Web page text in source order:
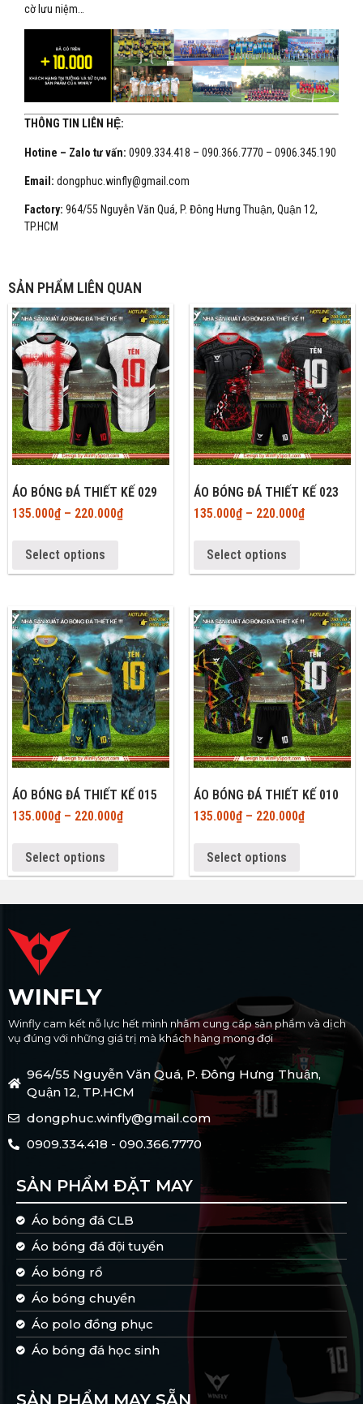
cờ lưu niệm…
THÔNG TIN LIÊN HỆ:
Hotine – Zalo tư vấn: 0909.334.418 – 090.366.7770 – 0906.345.190
Email: dongphuc.winfly@gmail.com
Factory: 964/55 Nguyễn Văn Quá, P. Đông Hưng Thuận, Quận 12,
TP.HCM
SẢN PHẨM LIÊN QUAN
ÁO BÓNG ĐÁ THIẾT KẾ 029
135.000₫– 220.000₫
Select options
ÁO BÓNG ĐÁ THIẾT KẾ 023
135.000₫– 220.000₫
Select options
ÁO BÓNG ĐÁ THIẾT KẾ 015
135.000₫– 220.000₫
Select options
ÁO BÓNG ĐÁ THIẾT KẾ 010
135.000₫– 220.000₫
Select options
WINFLY
Winfly cam kết nỗ lực hết mình nhằm cung cấp sản phẩm và dịch
vụ đúng với những giá trị mà khách hàng mong đợi
964/55 Nguyễn Văn Quá, P. Đông Hưng Thuận,
Quận 12, TP.HCM
dongphuc.winfly@gmail.com
0909.334.418 - 090.366.7770
SẢN PHẨM ĐẶT MAY
Áo bóng đá CLB
Áo bóng đá đội tuyển
Áo bóng rổ
Áo bóng chuyền
Áo polo đồng phục
Áo bóng đá học sinh
SẢN PHẨM MAY SẴN